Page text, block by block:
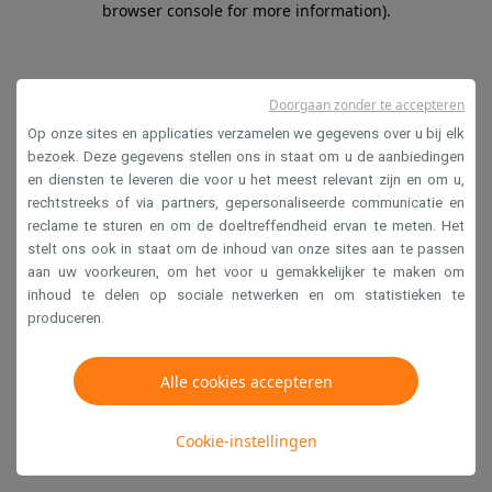
browser console for more information).
Op onze sites en applicaties verzamelen we gegevens over u bij elk
bezoek. Deze gegevens stellen ons in staat om u de aanbiedingen
en diensten te leveren die voor u het meest relevant zijn en om u,
rechtstreeks of via partners, gepersonaliseerde communicatie en
reclame te sturen en om de doeltreffendheid ervan te meten. Het
stelt ons ook in staat om de inhoud van onze sites aan te passen
aan uw voorkeuren, om het voor u gemakkelijker te maken om
inhoud te delen op sociale netwerken en om statistieken te
produceren.
Alle cookies accepteren
Cookie-instellingen
Doorgaan zonder te accepteren